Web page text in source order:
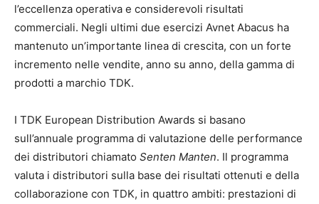
l’eccellenza operativa e considerevoli risultati
commerciali. Negli ultimi due esercizi Avnet Abacus ha
mantenuto un’importante linea di crescita, con un forte
incremento nelle vendite, anno su anno, della gamma di
prodotti a marchio TDK.
I TDK European Distribution Awards si basano
sull’annuale programma di valutazione delle performance
dei distributori chiamato Senten Manten. Il programma
valuta i distributori sulla base dei risultati ottenuti e della
collaborazione con TDK, in quattro ambiti: prestazioni di